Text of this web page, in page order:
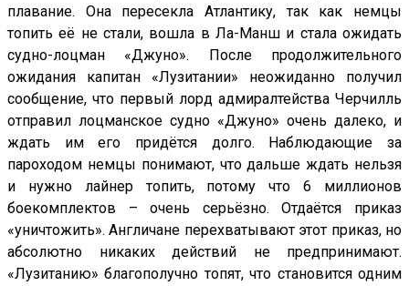
плавание. Она пересекла Атлантику, так как немцы
топить её не стали, вошла в Ла-Манш и стала ожидать
судно-лоцман «Джуно». После продолжительного
ожидания капитан «Лузитании» неожиданно получил
сообщение, что первый лорд адмиралтейства Черчилль
отправил лоцманское судно «Джуно» очень далеко, и
ждать им его придётся долго. Наблюдающие за
пароходом немцы понимают, что дальше ждать нельзя
и нужно лайнер топить, потому что 6 миллионов
боекомплектов – очень серьёзно. Отдаётся приказ
«уничтожить». Англичане перехватывают этот приказ, но
абсолютно никаких действий не предпринимают.
«Лузитанию» благополучно топят, что становится одним